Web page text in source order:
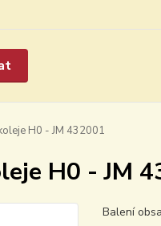
H0 - JM 432001
H0 - JM
Balení